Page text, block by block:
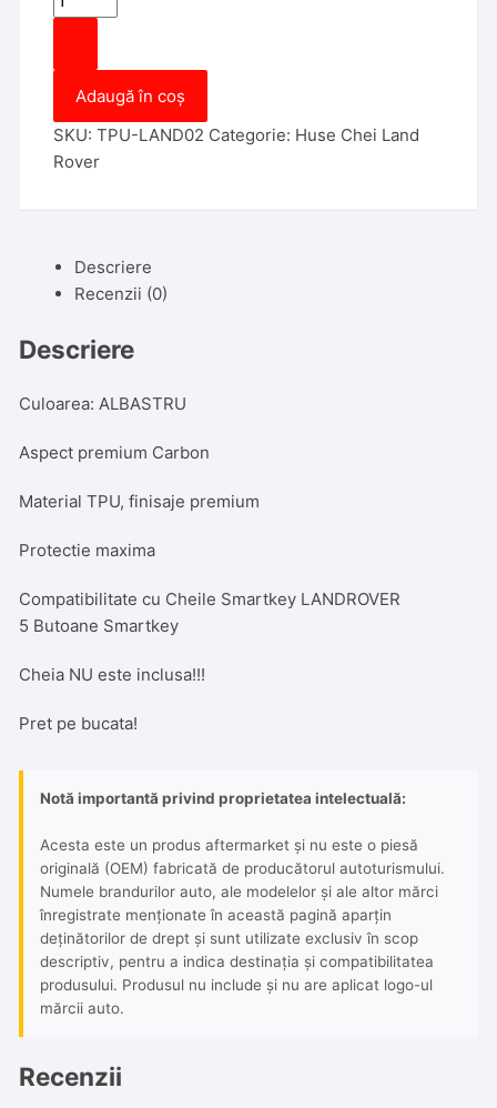
Huse
Land
Rover
Smartkey
5
CARBON
Adaugă în coș
SKU:TPU-LAND02 Categorie: Huse Chei Land
Rover
Descriere
Recenzii (0)
Descriere
Culoarea: ALBASTRU
Aspect premium Carbon
Material TPU, finisaje premium
Protectie maxima
Compatibilitate cu Cheile Smartkey LANDROVER
5 Butoane Smartkey
Cheia NU este inclusa!!!
Pret pe bucata!
Notă importantă privind proprietatea intelectuală:
Acesta este un produs aftermarket și nu este o piesă
originală (OEM) fabricată de producătorul autoturismului.
Numele brandurilor auto, ale modelelor și ale altor mărci
înregistrate menționate în această pagină aparțin
deținătorilor de drept și sunt utilizate exclusiv în scop
descriptiv, pentru a indica destinația și compatibilitatea
produsului. Produsul nu include și nu are aplicat logo-ul
mărcii auto.
Recenzii